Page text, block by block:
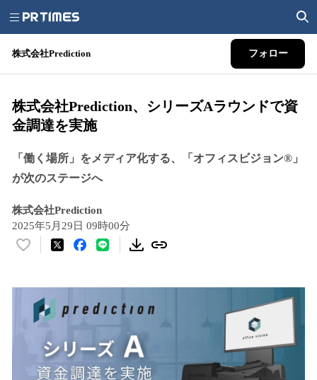
株式会社Prediction フォロー
株式会社Prediction、シリーズAラウンドで資
金調達を実施
「働く場所」をメディア化する、「オフィスビジョン®️」
が次のステージへ
株式会社Prediction
2025年5月29日 09時00分
い
を